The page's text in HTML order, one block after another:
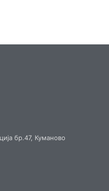
бр.47, Куманово